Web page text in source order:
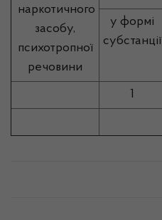
наркотичного
засобу,
психотропної
речовини
у формі
субстанції
1